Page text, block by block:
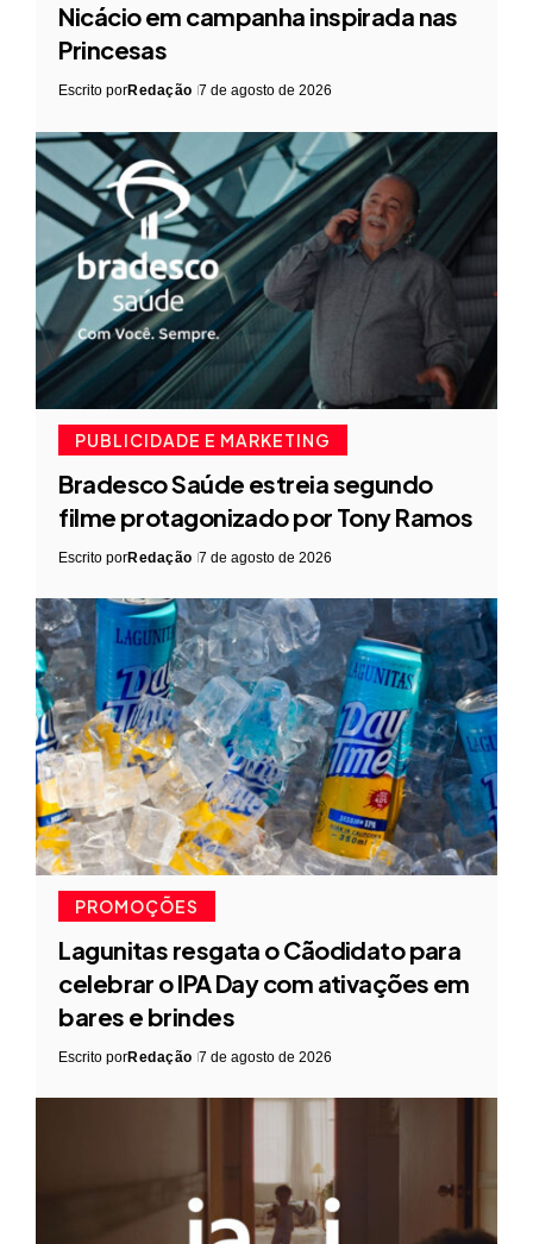
Nicácio em campanha inspirada nas
Princesas
Escrito porRedação 7 de agosto de 2026
PUBLICIDADE E MARKETING
Bradesco Saúde estreia segundo
filme protagonizado por Tony Ramos
Escrito porRedação 7 de agosto de 2026
PROMOÇÕES
Lagunitas resgata o Cãodidato para
celebrar o IPA Day com ativações em
bares e brindes
Escrito porRedação 7 de agosto de 2026